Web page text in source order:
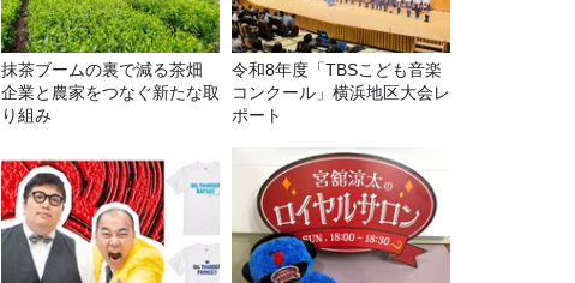
抹茶ブームの裏で減る茶畑
企業と農家をつなぐ新たな取
り組み
令和8年度「TBSこども音楽
コンクール」横浜地区大会レ
ポート